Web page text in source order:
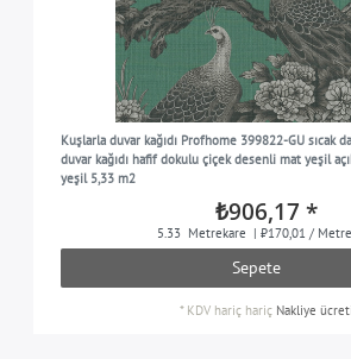
Kuşlarla duvar kağıdı Profhome 399822-GU sıcak
duvar kağıdı hafif dokulu çiçek desenli mat yeşil
yeşil 5,33 m2
₺906,17 *
5.33 Metrekare | ₺170,01 /
Sepete
* KDV hariç hariç Nakliye ücreti